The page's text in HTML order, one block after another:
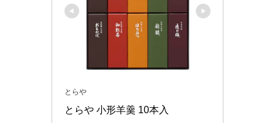
とらや
とらや 小形羊羹 10本入